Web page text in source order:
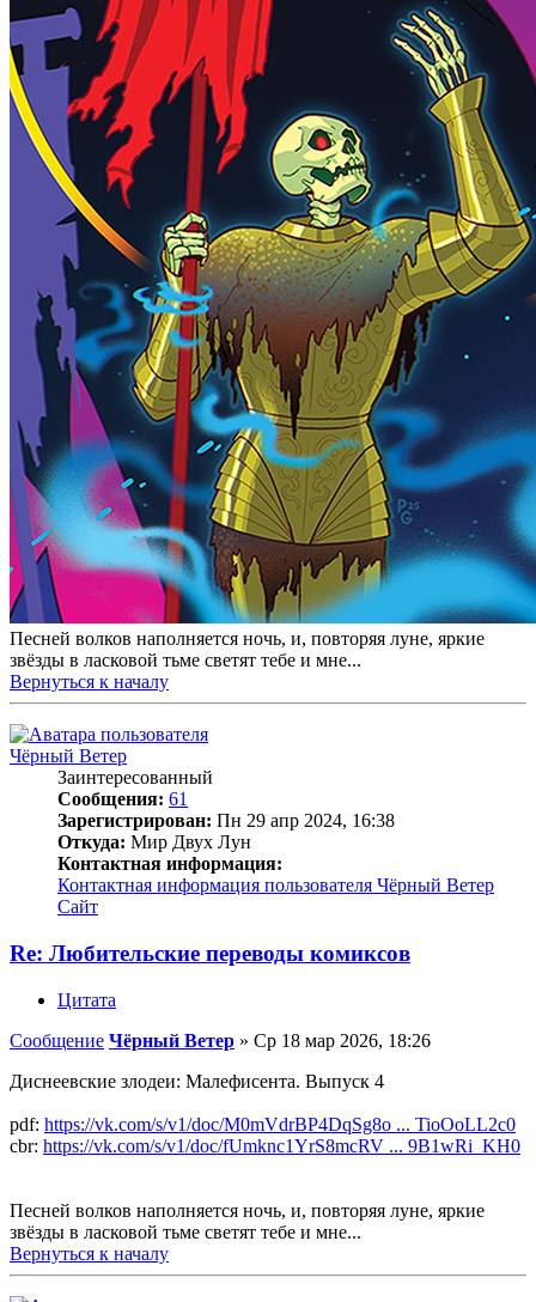
Песней волков наполняется ночь, и, повторяя луне, яркие
звёзды в ласковой тьме светят тебе и мне...
Вернуться к началу
Чёрный Ветер
Заинтересованный
Сообщения: 61
Зарегистрирован: Пн 29 апр 2024, 16:38
Откуда: Мир Двух Лун
Контактная информация:
Контактная информация пользователя Чёрный Ветер
Сайт
Re: Любительские переводы комиксов
Цитата
Сообщение Чёрный Ветер » Ср 18 мар 2026, 18:26
Диснеевские злодеи: Малефисента. Выпуск 4
pdf: https://vk.com/s/v1/doc/M0mVdrBP4DqSg8o ... TioOoLL2c0
cbr: https://vk.com/s/v1/doc/fUmknc1YrS8mcRV ... 9B1wRi_KH0
Песней волков наполняется ночь, и, повторяя луне, яркие
звёзды в ласковой тьме светят тебе и мне...
Вернуться к началу